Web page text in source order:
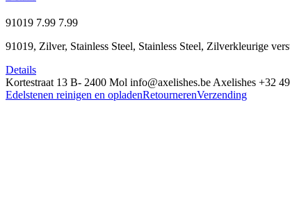
91019 7.99 7.99
91019, Zilver, Stainless Steel, Stainless Steel, Zilverkleurige
Details
Kortestraat 13 B- 2400 Mol info@axelishes.be Axelishes +32
Edelstenen reinigen en opladenRetournerenVerzending